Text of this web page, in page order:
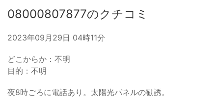
08000807877のクチコミ
2023年09月29日 04時11分
どこからか：不明
目的：不明
夜8時ごろに電話あり。太陽光パネルの勧誘。